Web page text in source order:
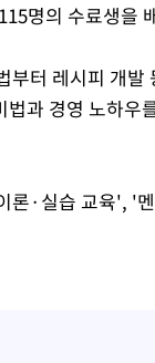
명의 수료생을
터 레시피 개발
과 경영 노하우
론·실습 교육', '